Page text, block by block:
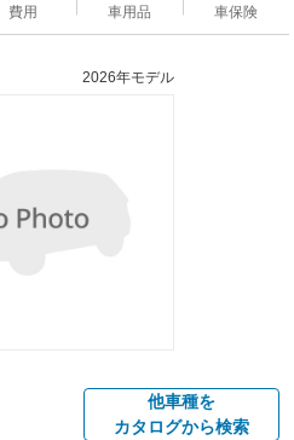
費用
車用品
車保険
2026年モデル
他車種を
カタログから検索